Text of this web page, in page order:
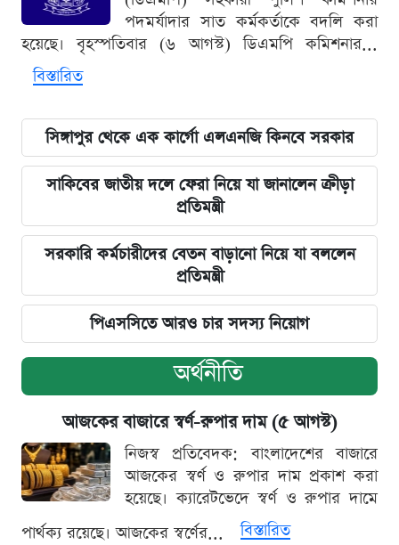
পদমর্যাদার সাত কর্মকর্তাকে বদলি করা
হয়েছে। বৃহস্পতিবার (৬ আগস্ট) ডিএমপি কমিশনার...
বিস্তারিত
সিঙ্গাপুর থেকে এক কার্গো এলএনজি কিনবে সরকার
সাকিবের জাতীয় দলে ফেরা নিয়ে যা জানালেন ক্রীড়া
প্রতিমন্ত্রী
সরকারি কর্মচারীদের বেতন বাড়ানো নিয়ে যা বললেন
প্রতিমন্ত্রী
পিএসসিতে আরও চার সদস্য নিয়োগ
অর্থনীতি
আজকের বাজারে স্বর্ণ-রুপার দাম (৫ আগস্ট)
নিজস্ব প্রতিবেদক: বাংলাদেশের বাজারে
আজকের স্বর্ণ ও রুপার দাম প্রকাশ করা
হয়েছে। ক্যারেটভেদে স্বর্ণ ও রুপার দামে
পার্থক্য রয়েছে। আজকের স্বর্ণের...
বিস্তারিত